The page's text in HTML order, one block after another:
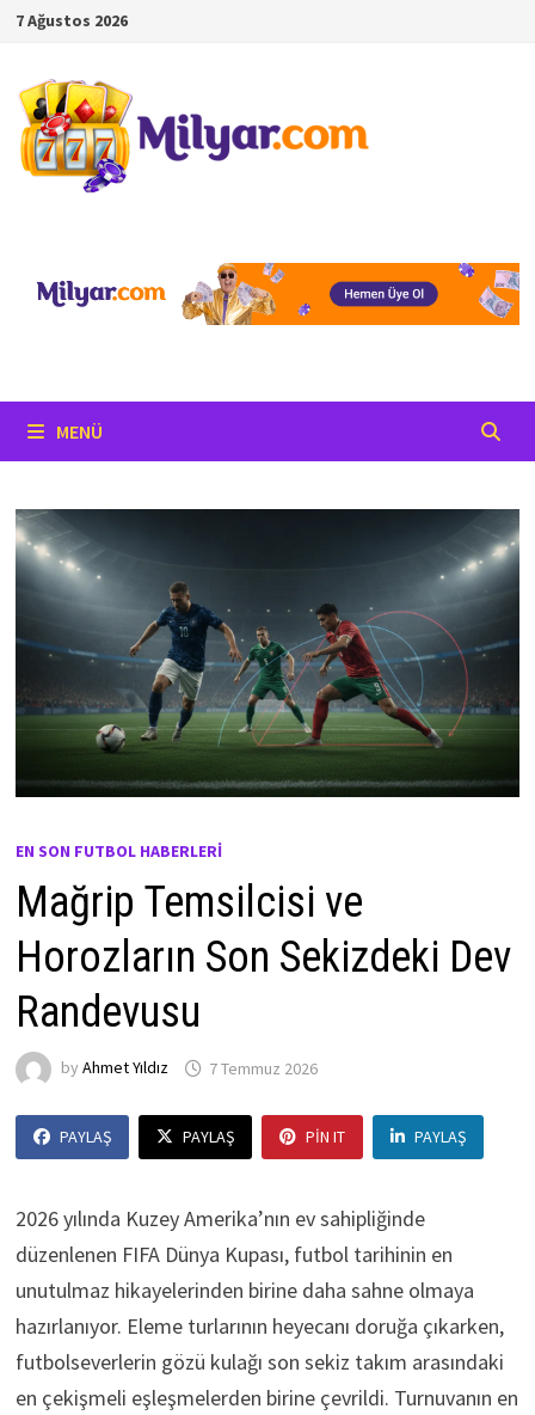
İçeriğe
7 Ağustos 2026
MENÜ
EN SON FUTBOL HABERLERI
Mağrip Temsilcisi ve
Horozların Son Sekizdeki Dev
Randevusu
by Ahmet Yıldız 7 Temmuz 2026
PAYLAŞ PAYLAŞ PIN IT PAYLAŞ
2026 yılında Kuzey Amerika’nın ev sahipliğinde
düzenlenen FIFA Dünya Kupası, futbol tarihinin en
unutulmaz hikayelerinden birine daha sahne olmaya
hazırlanıyor. Eleme turlarının heyecanı doruğa çıkarken,
futbolseverlerin gözü kulağı son sekiz takım arasındaki
en çekişmeli eşleşmelerden birine çevrildi. Turnuvanın en